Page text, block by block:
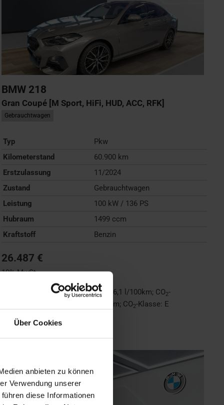
Über Cookies
anbieten zu können
Verwendung unserer
diese Informationen
BMW 218
Gran Coupé [M Sport, HiFi, HUD, ACC, RFK]
Gebrauchtwagen
Typ
Pkw
Kilometerstand
60.900 km
Erstzulassung
11/2024
Zustand
Gebrauchtwagen
Leistung
100 kW / 136 PS
Hubraum
1499 ccm
Kraftstoff
Benzin
26.487 €
19% MwSt.
Kraftstoffverbrauch (kombiniert): 6,1 l/100km; CO2-
138 g/km; CO2-Klasse: E
FAHRZEUG ANZEIGEN